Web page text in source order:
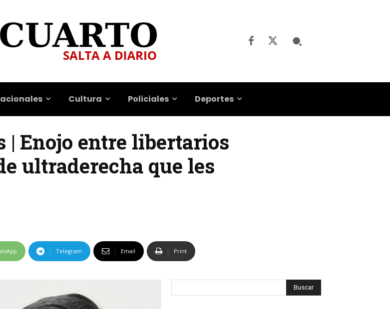
Cultura Policiales Deportes
| Enojo entre libertarios
ultraderecha que les
Telegram Email Print